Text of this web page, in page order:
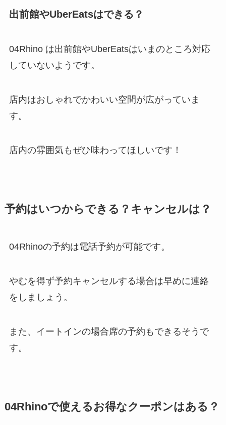
出前館やUberEatsはできる？
04Rhino は出前館やUberEatsはいまのところ対応
していないようです。
店内はおしゃれでかわいい空間が広がっていま
す。
店内の雰囲気もぜひ味わってほしいです！
予約はいつからできる？キャンセルは？
04Rhinoの予約は電話予約が可能です。
やむを得ず予約キャンセルする場合は早めに連絡
をしましょう。
また、イートインの場合席の予約もできるそうで
す。
04Rhinoで使えるお得なクーポンはある？